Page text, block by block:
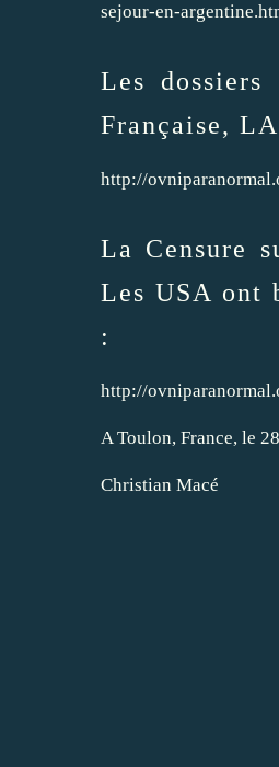
sejour-en-
Les
Française,
http://
La Censure
Les USA ont
:
http://
A Toulon, France, le
Christian Macé